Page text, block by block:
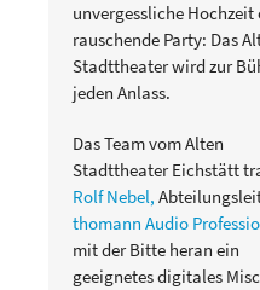
unvergessliche Hochzeit
rauschende Party: Das
Stadttheater wird zur
jeden Anlass.
Das Team vom Alten
Stadttheater Eichstätt
Rolf Nebel,
thomann Audio
mit der Bitte heran ein
geeignetes digitales